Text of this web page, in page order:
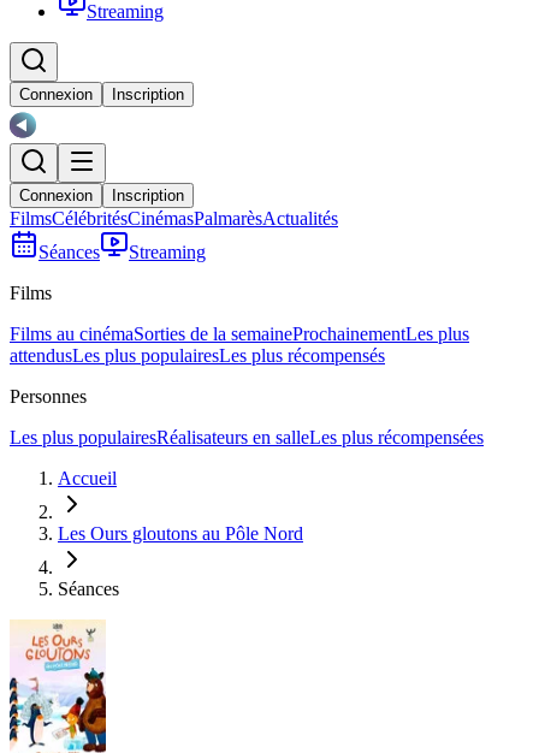
Streaming
Connexion Inscription
Connexion Inscription
FilmsCélébritésCinémasPalmarèsActualités
Séances
Streaming
Films
Films au cinémaSorties de la semaineProchainementLes plus
attendusLes plus populairesLes plus récompensés
Personnes
Les plus populairesRéalisateurs en salleLes plus récompensées
Accueil
Les Ours gloutons au Pôle Nord
Séances